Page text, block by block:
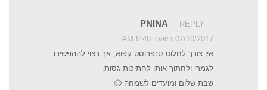
PNINA
REPLY
07/10/2017 בשעה 8:48 AM
אין צורך לחלוט סנפרוסט קפוא, אך רצוי לההפשירו
לגמרי ולחתוך אותו לחתיכות גסות.
שבת שלום ומועדים לשמחה 🙂